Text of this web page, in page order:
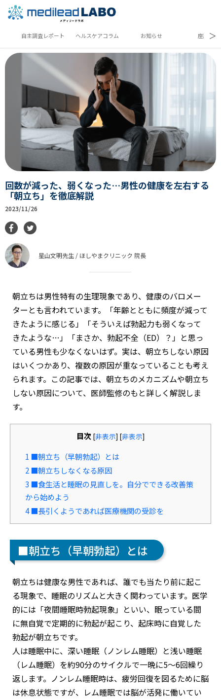
自主調査レポート ヘルスケアコラム お知らせ 座談会
＞
回数が減った、弱くなった…男性の健康を左右する
「朝立ち」を徹底解説
2023/11/26
星山文明先生 / ほしやまクリニック 院長
朝立ちは男性特有の生理現象であり、健康のバロメー
ターとも言われています。「年齢とともに頻度が減って
きたように感じる」「そういえば勃起力も弱くなって
きたような…」「まさか、勃起不全（ED）？」と思っ
ている男性も少なくないはず。実は、朝立ちしない原因
はいくつかあり、複数の原因が重なっていることも考え
られます。この記事では、朝立ちのメカニズムや朝立ち
しない原因について、医師監修のもと詳しく解説しま
す。
目次 [非表示] [非表示]
1 ■朝立ち（早朝勃起）とは
2■朝立ちしなくなる原因
3 ■食生活と睡眠の見直しを。自分でできる改善策
から始めよう
4■長引くようであれば医療機関の受診を
■朝立ち（早朝勃起）とは
朝立ちは健康な男性であれば、誰でも当たり前に起こ
る現象で、睡眠のリズムと大きく関わっています。医学
的には「夜間睡眠時勃起現象」といい、眠っている間
に無自覚で定期的に勃起が起こり、起床時に自覚した
勃起が朝立ちです。
人は睡眠中に、深い睡眠（ノンレム睡眠）と浅い睡眠
（レム睡眠）を約90分のサイクルで一晩に5〜6回繰り
返します。ノンレム睡眠時は、疲労回復を図るために脳
は休息状態ですが、レム睡眠では脳が活発に働いてい